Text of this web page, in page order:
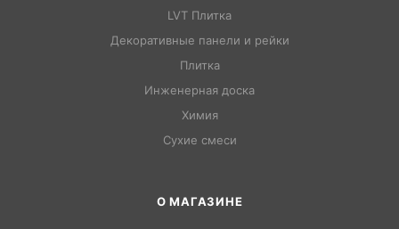
LVT Плитка
Декоративные панели и рейки
Плитка
Инженерная доска
Химия
Сухие смеси
О МАГАЗИНЕ